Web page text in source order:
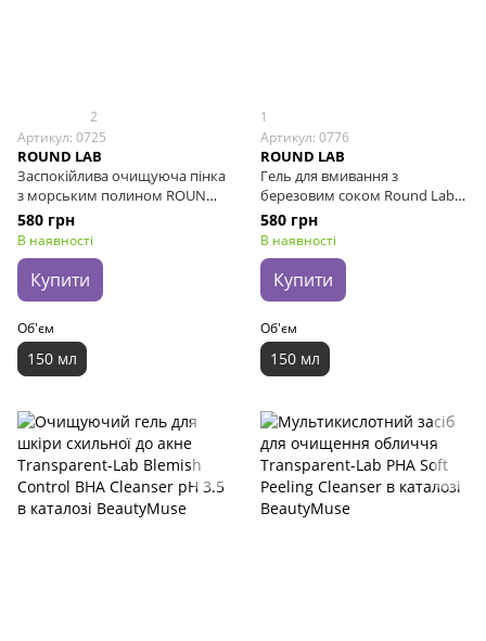
2
Артикул: 0725
ROUND LAB
Заспокійлива очищуюча пінка
з морським полином ROUND
LAB MUGWORT Calming
Cleanser, 150 мл
580 грн
В наявності
Купити
Об'єм
150 мл
1
Артикул: 0776
ROUND LAB
Гель для вмивання з
березовим соком Round Lab
Birch Juice Moisturizing
Cleanser, 150 мл
580 грн
В наявності
Купити
Об'єм
150 мл